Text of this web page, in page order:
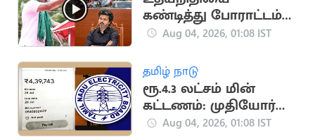
கண்டித்து போராட்டம்
நடத்த தவெக முடிவு!
Aug 04, 2026, 01:08 IST
தமிழ் நாடு
ரூ.4.3 லட்சம் மின்
கட்டணம்: முதியோர்
இல்ல நிர்வாகிகளுக்கு
Aug 04, 2026, 01:08 IST